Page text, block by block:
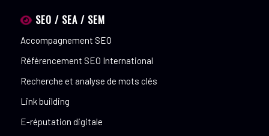
SEO / SEA / SEM
Accompagnement SEO
Référencement SEO International
Recherche et analyse de mots clés
Link building
E-réputation digitale